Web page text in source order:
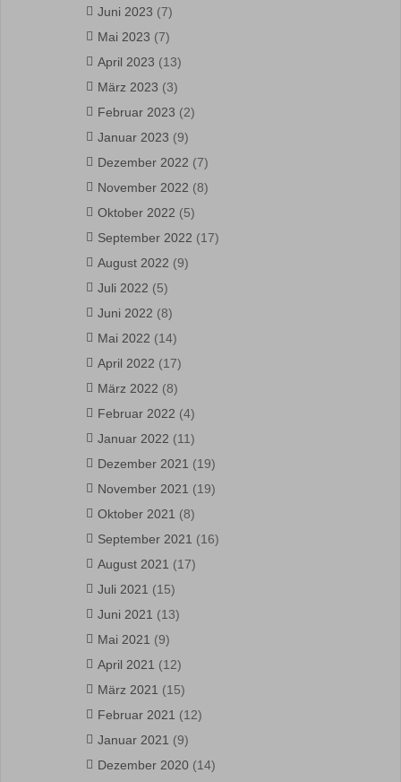
Juni 2023 (7)
Mai 2023 (7)
April 2023 (13)
März 2023 (3)
Februar 2023 (2)
Januar 2023 (9)
Dezember 2022 (7)
November 2022 (8)
Oktober 2022 (5)
September 2022 (17)
August 2022 (9)
Juli 2022 (5)
Juni 2022 (8)
Mai 2022 (14)
April 2022 (17)
März 2022 (8)
Februar 2022 (4)
Januar 2022 (11)
Dezember 2021 (19)
November 2021 (19)
Oktober 2021 (8)
September 2021 (16)
August 2021 (17)
Juli 2021 (15)
Juni 2021 (13)
Mai 2021 (9)
April 2021 (12)
März 2021 (15)
Februar 2021 (12)
Januar 2021 (9)
Dezember 2020 (14)